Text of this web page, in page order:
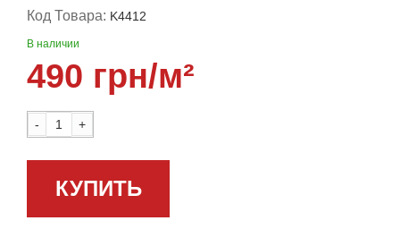
Код Товара: K4412
В наличии
490 грн/м²
- +
КУПИТЬ